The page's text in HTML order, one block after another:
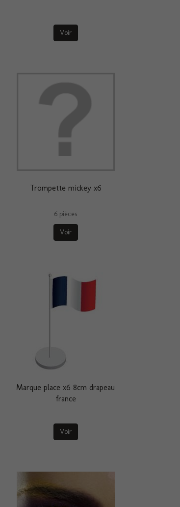
Voir
Trompette mickey x6
6 pièces
Voir
Marque place x6 8cm drapeau
france
Voir